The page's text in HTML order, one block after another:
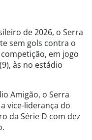
de 2026, o Serra
sem gols contra o
em jogo
às no estádio
Amigão, o Serra
vice-liderança do
da Série D com dez